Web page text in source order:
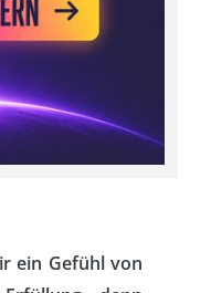
ein Gefühl von